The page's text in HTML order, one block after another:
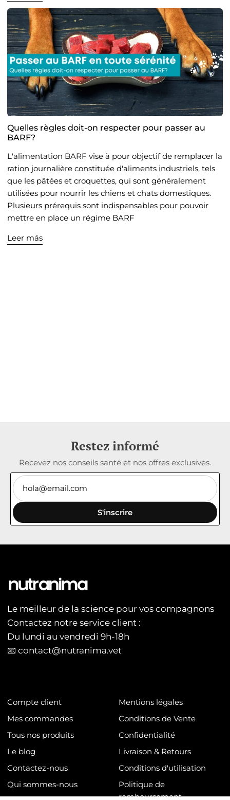
Quelles règles doit-on respecter pour passer au
BARF?
L'alimentation BARF vise à pour objectif de remplacer la
ration journalière constituée d'aliments industriels, tels
que les pâtées et croquettes, qui sont généralement
utilisées pour nourrir les chiens et chats domestiques.
Plusieurs prérequis sont indispensables pour pouvoir
mettre en place un régime BARF
Leer más
Restez informé
Recevez nos conseils santé et nos offres exclusives.
S'inscrire
Le meilleur de la science pour vos compagnons
Contactez notre service client :
Du lundi au vendredi 9h-18h
📧 contact@nutranima.vet
Compte client
Mes commandes
Tous nos produits
Le blog
Contactez-nous
Qui sommes-nous
Mentions légales
Conditions de Vente
Confidentialité
Livraison & Retours
Conditions d'utilisation
Politique de
remboursement